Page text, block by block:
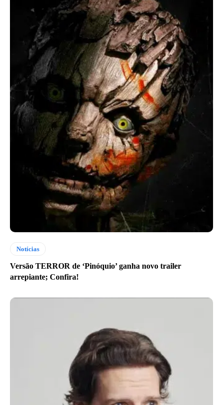
Notícias
Versão TERROR de ‘Pinóquio’ ganha novo trailer
arrepiante; Confira!